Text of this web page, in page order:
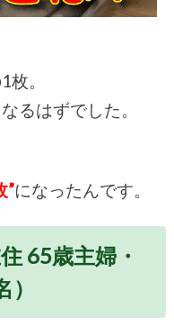
。
るはずでした。
”になったんです。
65歳主婦・